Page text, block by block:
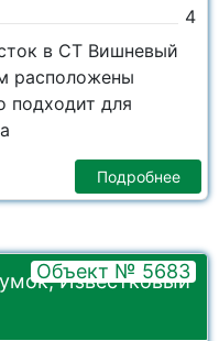
4
в СТ Вишневый
расположены
подходит для
Подробнее
Известковый
Объект № 5683